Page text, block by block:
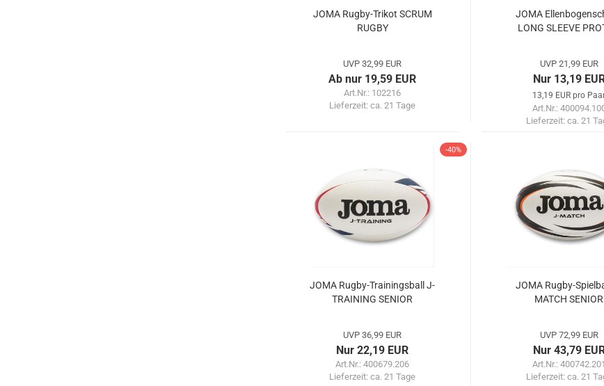
JOMA Rugby-Trikot SCRUM
RUGBY
UVP 32,99 EUR
Ab nur 19,59 EUR
Art.Nr.: 102216
Lieferzeit:ca. 21 Tage
JOMA
LONG SLEEVE
UVP 21,99 EUR
Nur 13,19
13,19 EUR pro
Art.Nr.:
Lieferzeit: ca. 21
-40%
JOMA Rugby-Trainingsball J-
TRAINING SENIOR
UVP 36,99 EUR
Nur 22,19 EUR
Art.Nr.: 400679.206
Lieferzeit:ca. 21 Tage
JOMA Rugby-
MATCH SENIOR
UVP 72,99 EUR
Nur 43,79
Art.Nr.: 400742.201
Lieferzeit: ca. 21